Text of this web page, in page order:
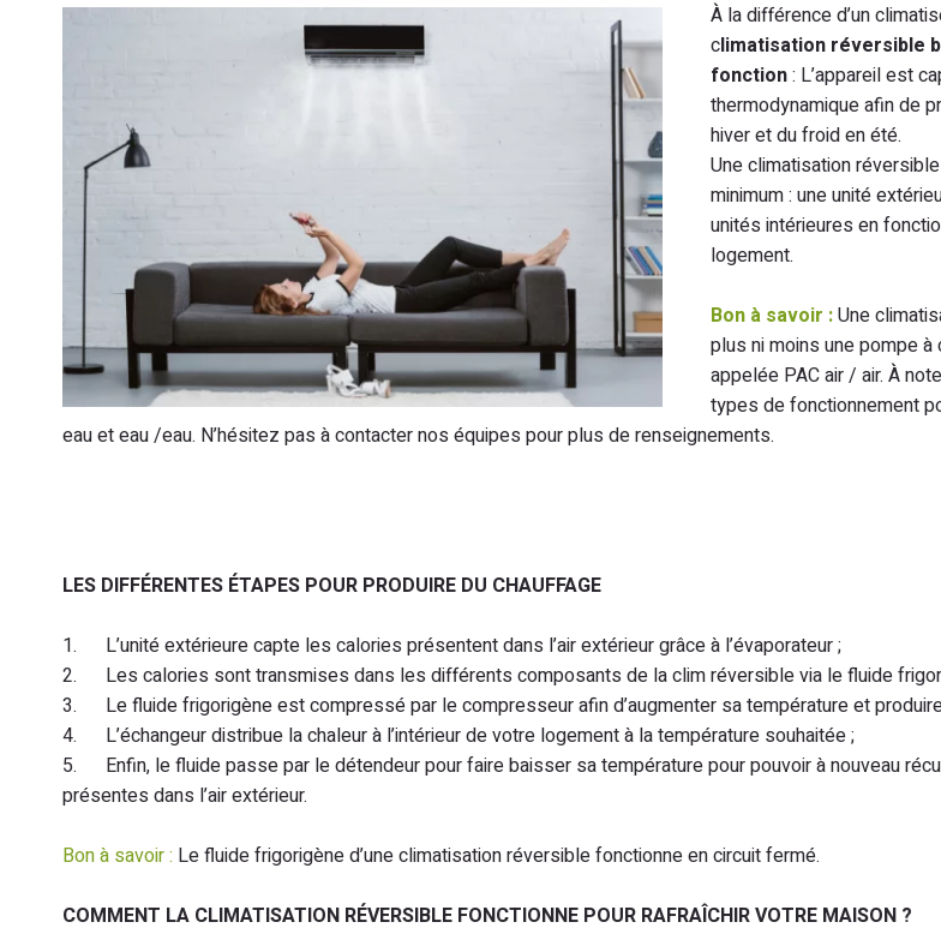
À la différence d’un
climatisation réversible
fonction: L’appareil est
thermodynamique afin de
hiver et du froid en été.
Une climatisation
minimum : une unité
unités intérieures en
logement.
Bon à savoir :Une
plus ni moins une pompe à
appelée PAC air / air. À
types de fonctionnement
eau et eau /eau. N’hésitez pas à contacter nos équipes pour plus de renseignements.
LES DIFFÉRENTES ÉTAPES POUR PRODUIRE DU CHAUFFAGE
1. L’unité extérieure capte les calories présentent dans l’air extérieur grâce à l’évaporateur ;
2. Les calories sont transmises dans les différents composants de la clim réversible via le fluide
3. Le fluide frigorigène est compressé par le compresseur afin d’augmenter sa température et
4. L’échangeur distribue la chaleur à l’intérieur de votre logement à la température souhaitée ;
5. Enfin, le fluide passe par le détendeur pour faire baisser sa température pour pouvoir à nouveau
présentes dans l’air extérieur.
Bon à savoir : Le fluide frigorigène d’une climatisation réversible fonctionne en circuit fermé.
COMMENT LA CLIMATISATION RÉVERSIBLE FONCTIONNE POUR RAFRAÎCHIR VOTRE MAISON ?